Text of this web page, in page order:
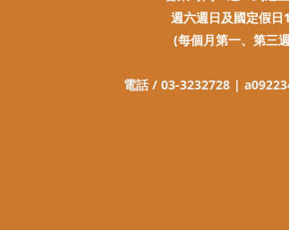
週六週日及國定假日
(每個月第一、第三
電話 / 03-3232728 |